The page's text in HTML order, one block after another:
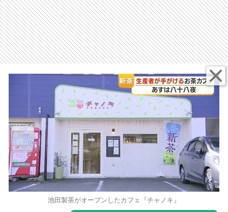
池田製茶がオープンしたカフェ『チャノキ』